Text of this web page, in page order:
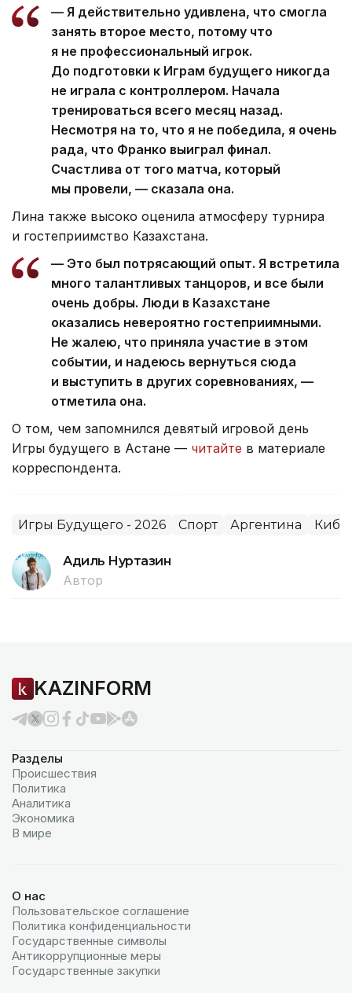
— Я действительно удивлена, что смогла
занять второе место, потому что
я не профессиональный игрок.
До подготовки к Играм будущего никогда
не играла с контроллером. Начала
тренироваться всего месяц назад.
Несмотря на то, что я не победила, я очень
рада, что Франко выиграл финал.
Счастлива от того матча, который
мы провели, — сказала она.
Лина также высоко оценила атмосферу турнира
и гостеприимство Казахстана.
— Это был потрясающий опыт. Я встретила
много талантливых танцоров, и все были
очень добры. Люди в Казахстане
оказались невероятно гостеприимными.
Не жалею, что приняла участие в этом
событии, и надеюсь вернуться сюда
и выступить в других соревнованиях, —
отметила она.
О том, чем запомнился девятый игровой день
Игры будущего в Астане — читайте в материале
корреспондента.
Игры Будущего - 2026 Спорт Аргентина
Адиль Нуртазин
Автор
KAZINFORM
Разделы
Происшествия
Политика
Аналитика
Экономика
В мире
О нас
Пользовательское соглашение
Политика конфиденциальности
Государственные символы
Антикоррупционные меры
Государственные закупки